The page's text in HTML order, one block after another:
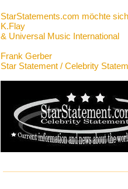
StarStatements.com möchte
K.Flay
& Universal Music International
Frank Gerber
Star Statement / Celebrity